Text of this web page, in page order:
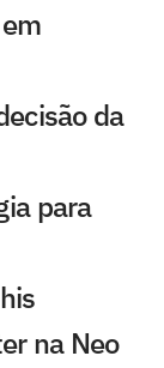
da
para
na Neo